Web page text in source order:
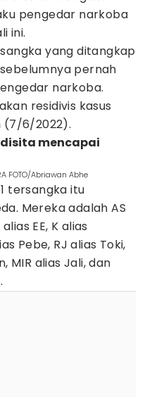
pengedar narkoba
ini.
yang ditangkap
pernah
narkoba.
residivis kasus
(7/6/2022).
mencapai
FOTO/Abriawan Abhe
tersangka itu
Mereka adalah AS
EE, K alias
Pebe, RJ alias Toki,
MIR alias Jali, dan